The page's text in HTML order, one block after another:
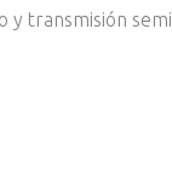
transmisión